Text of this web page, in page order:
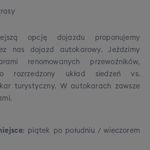
opcję dojazdu proponujemy
nas dojazd autokarowy. Jeździmy
renomowanych przewoźników,
rozrzedzony układ siedzeń vs.
turystyczny. W autokarach zawsze
: piątek po południu / wieczorem